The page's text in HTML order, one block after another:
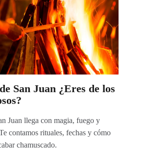
San Juan ¿Eres de los
Juan llega con magia, fuego y
contamos rituales, fechas y cómo
chamuscado.